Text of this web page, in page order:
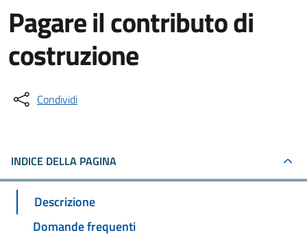
Pagare il contributo di
costruzione
Condividi
INDICE DELLA PAGINA
Descrizione
Domande frequenti